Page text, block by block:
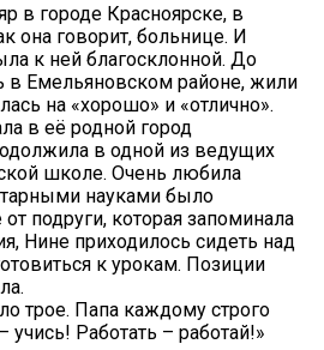
в городе Красноярске, в
она говорит, больнице. И
к ней благосклонной. До
в Емельяновском районе, жили
на «хорошо» и «отлично».
в её родной город
в одной из ведущих
школе. Очень любила
науками было
подруги, которая запоминала
Нине приходилось сидеть над
к урокам. Позиции
трое. Папа каждому строго
учись! Работать – работай!»